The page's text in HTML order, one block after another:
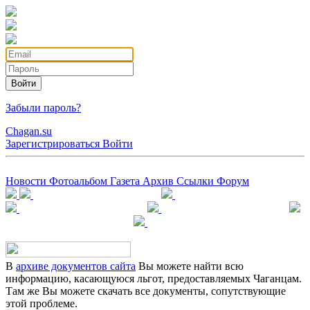
Войти
Забыли пароль?
Chagan.su
Зарегистрироваться Войти
Новости Фотоальбом Газета Архив Ссылки Форум
В архиве документов сайта Вы можете найти всю
информацию, касающуюся льгот, предоставляемых Чаганцам.
Там же Вы можете скачать все документы, сопутствующие
этой проблеме.